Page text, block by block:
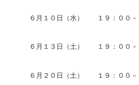
６月１０日（水） １９：００
６月１３日（土） １９：００
６月２０日（土） １９：００